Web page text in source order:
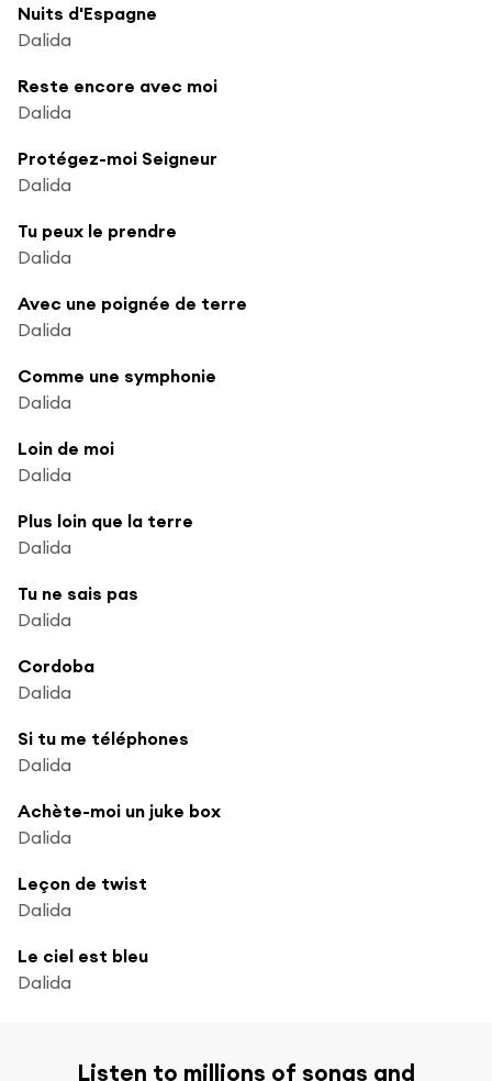
Nuits d'Espagne
Dalida
Reste encore avec moi
Dalida
Protégez-moi Seigneur
Dalida
Tu peux le prendre
Dalida
Avec une poignée de terre
Dalida
Comme une symphonie
Dalida
Loin de moi
Dalida
Plus loin que la terre
Dalida
Tu ne sais pas
Dalida
Cordoba
Dalida
Si tu me téléphones
Dalida
Achète-moi un juke box
Dalida
Leçon de twist
Dalida
Le ciel est bleu
Dalida
Listen to millions of songs and